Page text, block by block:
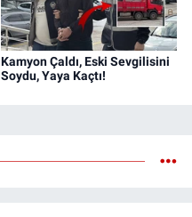
Kamyon Çaldı, Eski Sevgilisini
Soydu, Yaya Kaçtı!